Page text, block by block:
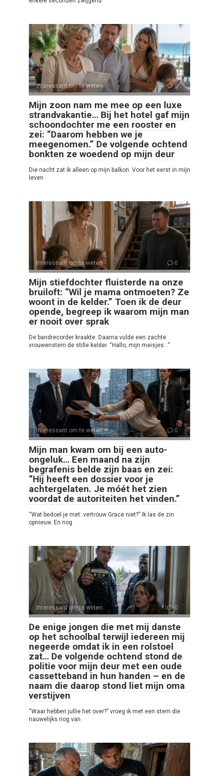
Interessant om te weten 0
Mijn zoon nam me mee op een luxe
strandvakantie… Bij het hotel gaf mijn
schoondochter me een rooster en
zei: “Daarom hebben we je
meegenomen.” De volgende ochtend
bonkten ze woedend op mijn deur
Die nacht zat ik alleen op mijn balkon. Voor het eerst in mijn
leven
Interessant om te weten 0
Mijn stiefdochter fluisterde na onze
bruiloft: “Wil je mama ontmoeten? Ze
woont in de kelder.” Toen ik de deur
opende, begreep ik waarom mijn man
er nooit over sprak
De bandrecorder kraakte. Daarna vulde een zachte
vrouwenstem de stille kelder. “Hallo, mijn meisjes…”
Interessant om te weten 0
Mijn man kwam om bij een auto-
ongeluk… Een maand na zijn
begrafenis belde zijn baas en zei:
“Hij heeft een dossier voor je
achtergelaten. Je móét het zien
voordat de autoriteiten het vinden.”
“Wat bedoel je met: vertrouw Grace niet?” Ik las de zin
opnieuw. En nog
Interessant om te weten 0
De enige jongen die met mij danste
op het schoolbal terwijl iedereen mij
negeerde omdat ik in een rolstoel
zat… De volgende ochtend stond de
politie voor mijn deur met een oude
cassetteband in hun handen – en de
naam die daarop stond liet mijn oma
verstijven
“Waar hebben jullie het over?” vroeg ik met een stem die
nauwelijks nog van